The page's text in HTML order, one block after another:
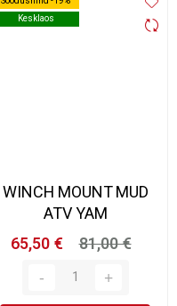
Kesklaos
Kesklaos
WINCH MOUNT MUD
ATV YAM
65,50 €
81,00 €